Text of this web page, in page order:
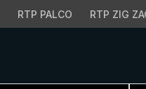
RTP PALCO RTP ZIG